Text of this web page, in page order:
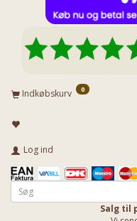
Indkøbskurv 0
Log ind
Salg til